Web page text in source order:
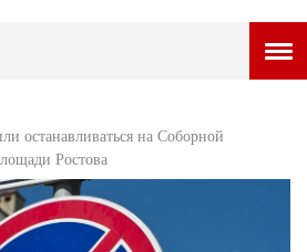
НОВОСТИ
ВОПРОС НЕДЕЛИ
ПРЕМЬЕРА
останавливаться на Соборной
Ростова